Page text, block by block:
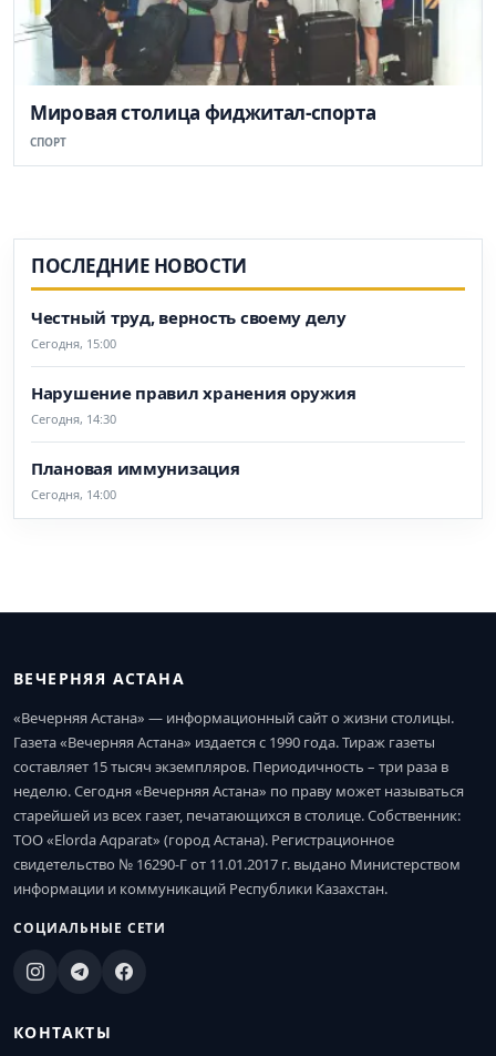
Мировая столица фиджитал-спорта
СПОРТ
ПОСЛЕДНИЕ НОВОСТИ
Честный труд, верность своему делу
Сегодня, 15:00
Нарушение правил хранения оружия
Сегодня, 14:30
Плановая иммунизация
Сегодня, 14:00
ВЕЧЕРНЯЯ АСТАНА
«Вечерняя Астана» — информационный сайт о жизни столицы.
Газета «Вечерняя Астана» издается с 1990 года. Тираж газеты
составляет 15 тысяч экземпляров. Периодичность – три раза в
неделю. Сегодня «Вечерняя Астана» по праву может называться
старейшей из всех газет, печатающихся в столице. Собственник:
ТОО «Elorda Aqparat» (город Астана). Регистрационное
свидетельство № 16290-Г от 11.01.2017 г. выдано Министерством
информации и коммуникаций Республики Казахстан.
СОЦИАЛЬНЫЕ СЕТИ
КОНТАКТЫ